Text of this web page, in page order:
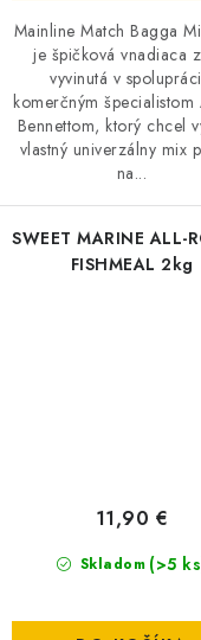
Mainline Match Bagga
je špičková vnadiaca
vyvinutá v
komerčným špecialistom
Bennettom, ktorý chcel
vlastný univerzálny mix
na...
SWEET MARINE ALL-
FISHMEAL 2kg
Skladom (>5
11,90 €